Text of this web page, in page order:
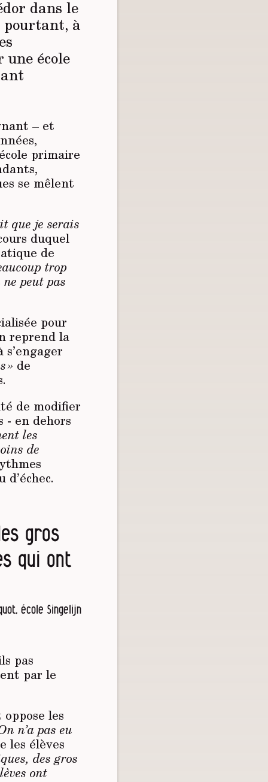
dans le
pourtant, à
une école
– et
primaire
se mêlent
que je serais
duquel
de
trop
ne peut pas
pour
reprend la
» de
de modifier
- en dehors
les
de
gros
qui ont
école Singelijn
pas
par le
les
n’a pas eu
les élèves
des gros
ont